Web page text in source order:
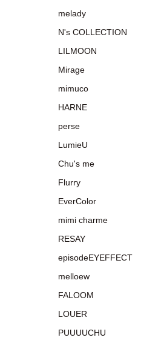
melady
N's COLLECTION
LILMOON
Mirage
mimuco
HARNE
perse
LumieU
Chu's me
Flurry
EverColor
mimi charme
RESAY
episodeEYEFFECT
melloew
FALOOM
LOUER
PUUUUCHU